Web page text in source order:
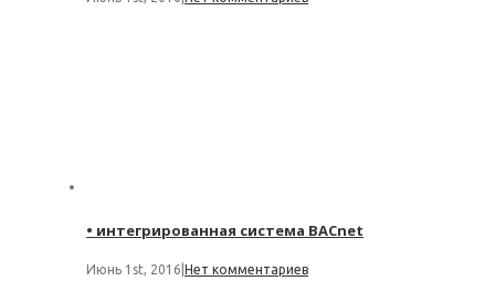
• интегрированная система BACnet
Июнь 1st, 2016 Нет комментариев